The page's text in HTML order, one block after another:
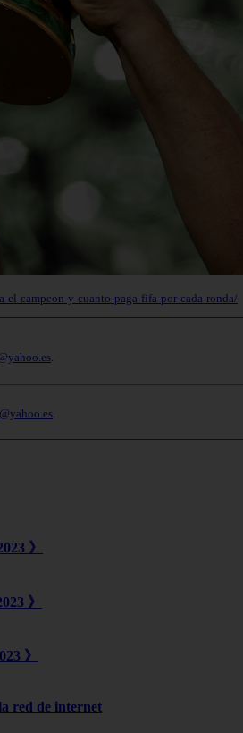
el-campeon-y-cuanto-paga-fifa-por-cada-ronda/
》
》
》
red de internet